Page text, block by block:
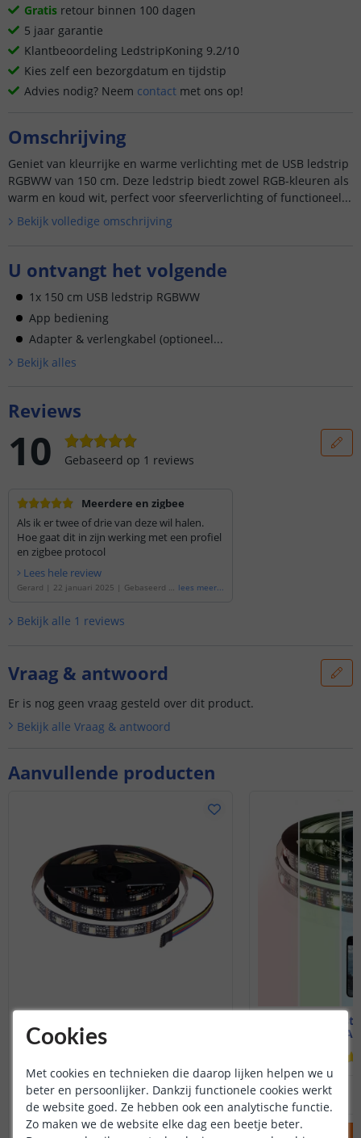
Gratis retour binnen 100 dagen
5 jaar garantie
Klantbeoordeling LedstripKoning 9.2/10
Kies zelf een bezorgdatum en tijdstip
Advies nodig? Neem contact met ons op!
Omschrijving
Geniet van kleurrijke en warme verlichting met de USB ledstrip
RGBWW van 150 cm. Deze ledstrip biedt zowel RGB-kleuren als
warm en koud wit, perfect voor sfeerverlichting of functioneel...
Bekijk volledige omschrijving
U ontvangt het volgende
1x 150 cm USB ledstrip RGBWW
App bediening
Adapter & verlengkabel (optioneel...
Bekijk alles
Aanvullende producten
50 cm| App bediening
OP VOORRAAD 20,95
USB
100 cm|
OP VOORRAAD
Reviews
10 Gebaseerd op 1 reviews
Meerdere en zigbee
Als ik er twee of drie van deze wil halen.
Hoe gaat dit in zijn werking met een profiel
en zigbee protocol
Lees hele review
Gerard | 22 januari 2025 | Gebaseerd o
lees meer...
Bekijk alle 1 reviews
Vraag & antwoord
Er is nog geen vraag gesteld over dit product.
Bekijk alle Vraag & antwoord
Cookies
Met cookies en technieken die daarop lijken helpen we u
beter en persoonlijker. Dankzij functionele cookies werkt
de website goed. Ze hebben ook een analytische functie.
Zo maken we de website elke dag een beetje beter.